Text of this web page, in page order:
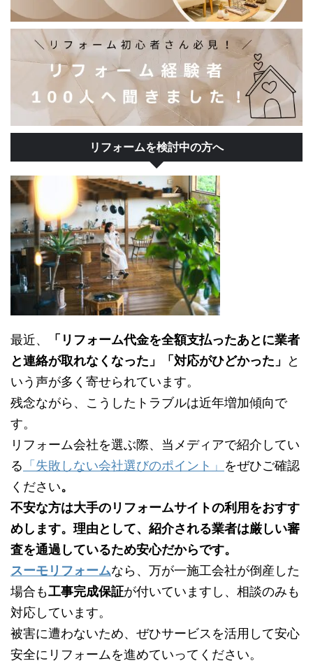
リフォームを検討中の方へ
最近、
「リフォーム代金を全額支払ったあとに業者
と連絡が取れなくなった」「対応がひどかった」
と
いう声が多く寄せられています。
残念ながら、こうしたトラブルは近年増加傾向で
す。
リフォーム会社を選ぶ際、当メディアで紹介してい
る 「失敗しない会社選びのポイント」 をぜひご確認
ください。
不安な方は大手のリフォームサイトの利用をおすす
めします。理由として、紹介される業者は厳しい審
査を通過しているため安心だからです。
スーモリフォームなら、万が一施工会社が倒産した
場合も工事完成保証が付いていますし、相談のみも
対応しています。
被害に遭わないため、ぜひサービスを活用して安心
安全にリフォームを進めていってください。